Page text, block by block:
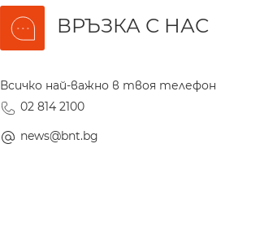
ВРЪЗКА С НАС
Всичко най-важно в твоя телефон
02 814 2100
news@bnt.bg